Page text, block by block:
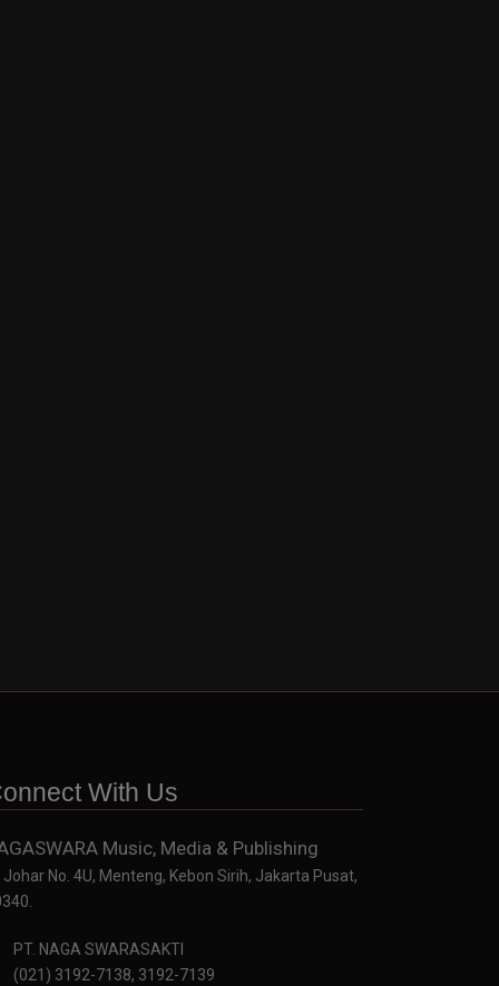
With Us
Music, Media & Publishing
Johar No. 4U, Menteng, Kebon Sirih, Jakarta Pusat,
PT. NAGA SWARASAKTI
(021) 3192-7138, 3192-7139